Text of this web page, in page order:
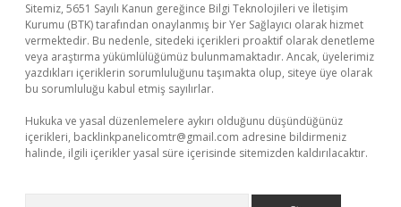
Sitemiz, 5651 Sayılı Kanun gereğince Bilgi Teknolojileri ve İletişim
Kurumu (BTK) tarafından onaylanmış bir Yer Sağlayıcı olarak hizmet
vermektedir. Bu nedenle, sitedeki içerikleri proaktif olarak denetleme
veya araştırma yükümlülüğümüz bulunmamaktadır. Ancak, üyelerimiz
yazdıkları içeriklerin sorumluluğunu taşımakta olup, siteye üye olarak
bu sorumluluğu kabul etmiş sayılırlar.
Hukuka ve yasal düzenlemelere aykırı olduğunu düşündüğünüz
içerikleri, backlinkpanelicomtr@gmail.com adresine bildirmeniz
halinde, ilgili içerikler yasal süre içerisinde sitemizden kaldırılacaktır.